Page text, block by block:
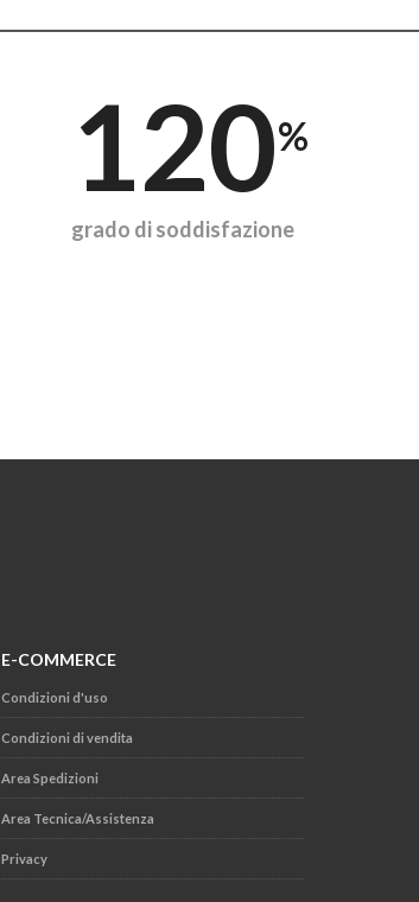
120%
grado di soddisfazione
E-COMMERCE
Condizioni d'uso
Condizioni di vendita
Area Spedizioni
Area Tecnica/Assistenza
Privacy